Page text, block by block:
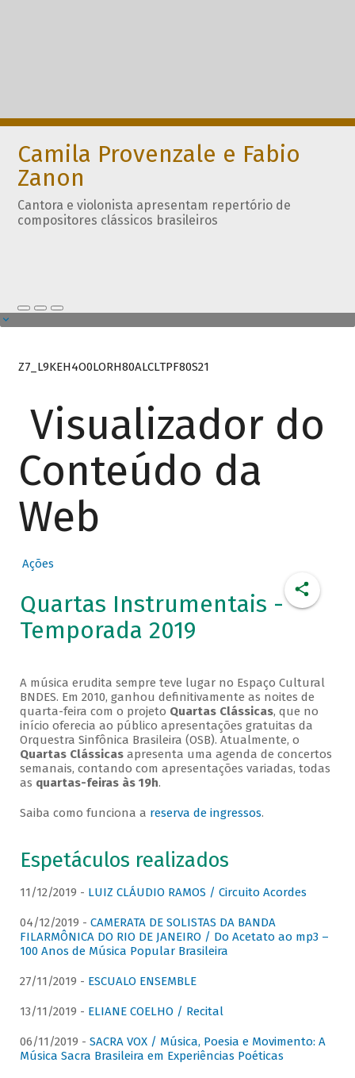
Camila Provenzale e Fabio
Zanon
Cantora e violonista apresentam repertório de
compositores clássicos brasileiros
Z7_L9KEH4O0LORH80ALCLTPF80S21
Visualizador do
Conteúdo da
Web
Ações
Quartas Instrumentais -
Temporada 2019
A música erudita sempre teve lugar no Espaço Cultural
BNDES. Em 2010, ganhou definitivamente as noites de
quarta-feira com o projeto Quartas Clássicas, que no
início oferecia ao público apresentações gratuitas da
Orquestra Sinfônica Brasileira (OSB). Atualmente, o
Quartas Clássicasapresenta uma agenda de concertos
semanais, contando com apresentações variadas, todas
as quartas-feiras às 19h.
Saiba como funciona a reserva de ingressos.
Espetáculos realizados
11/12/2019 - LUIZ CLÁUDIO RAMOS / Circuito Acordes
04/12/2019 - CAMERATA DE SOLISTAS DA BANDA
FILARMÔNICA DO RIO DE JANEIRO / Do Acetato ao mp3 –
100 Anos de Música Popular Brasileira
27/11/2019 - ESCUALO ENSEMBLE
13/11/2019 - ELIANE COELHO / Recital
06/11/2019 - SACRA VOX / Música, Poesia e Movimento: A
Música Sacra Brasileira em Experiências Poéticas